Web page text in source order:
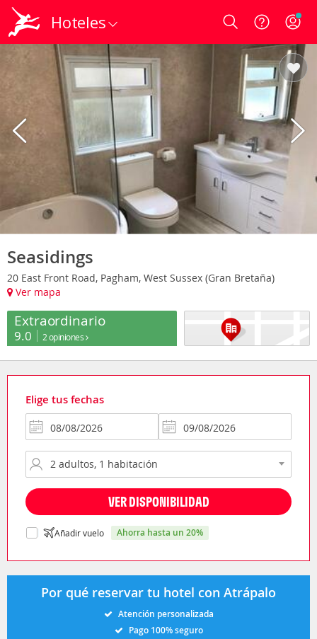
Hoteles Login
Seasidings
20 East Front Road, Pagham, West Sussex (Gran Bretaña)
Ver mapa
Extraordinario
9.0 2 opiniones
Elige tus fechas
VER DISPONIBILIDAD
Añadir vuelo ahorra hasta un 20%
Por qué reservar tu hotel con Atrápalo
Atención personalizada
Pago 100% seguro